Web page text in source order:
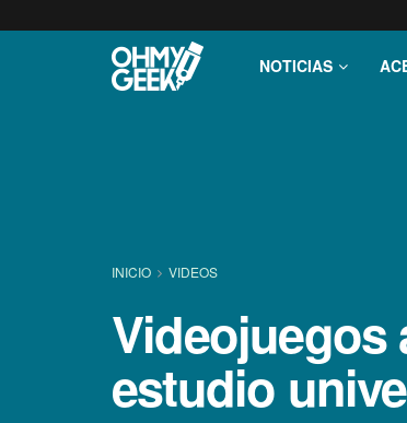
NOTICIAS
INICIO VIDEOS
Videojuegos
estudio